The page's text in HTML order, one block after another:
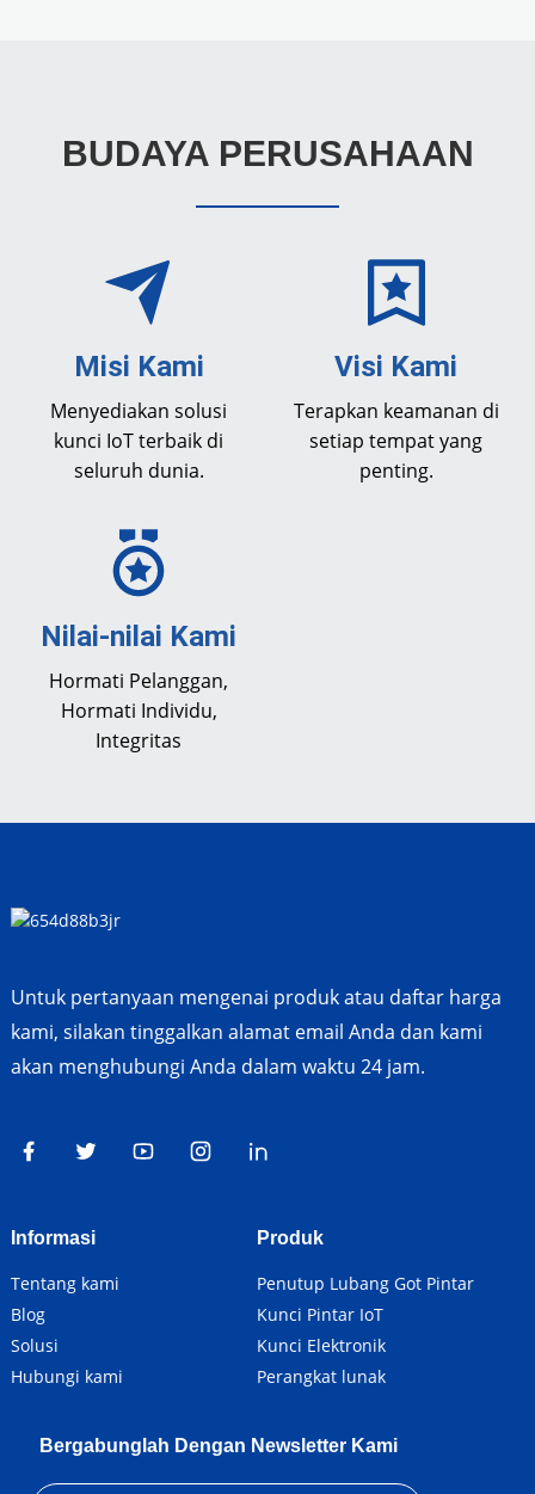
BUDAYA PERUSAHAAN
Misi Kami
Menyediakan solusi
kunci IoT terbaik di
seluruh dunia.
Visi Kami
Terapkan keamanan di
setiap tempat yang
penting.
Nilai-nilai Kami
Hormati Pelanggan,
Hormati Individu,
Integritas
Untuk pertanyaan mengenai produk atau daftar harga
kami, silakan tinggalkan alamat email Anda dan kami
akan menghubungi Anda dalam waktu 24 jam.
Informasi
Tentang kami
Blog
Solusi
Hubungi kami
Produk
Penutup Lubang Got Pintar
Kunci Pintar IoT
Kunci Elektronik
Perangkat lunak
Bergabunglah Dengan Newsletter Kami